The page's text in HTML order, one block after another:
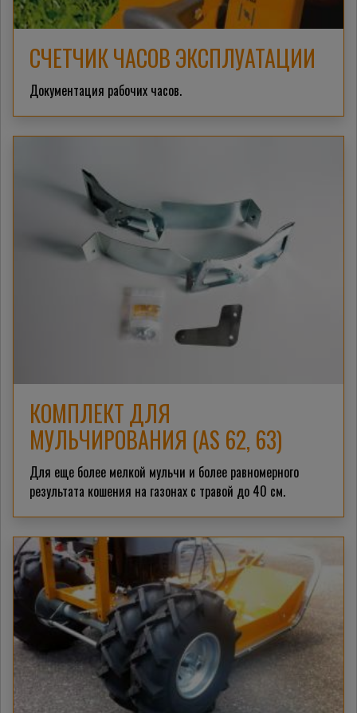
СЧЕТЧИК ЧАСОВ ЭКСПЛУАТАЦИИ
Документация рабочих часов.
КОМПЛЕКТ ДЛЯ
МУЛЬЧИРОВАНИЯ (AS 62, 63)
Для еще более мелкой мульчи и более равномерного
результата кошения на газонах с травой до 40 см.